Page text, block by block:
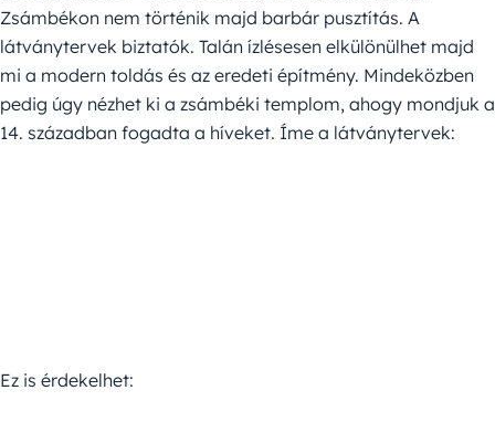
Zsámbékon nem történik majd barbár pusztítás. A
látványtervek biztatók. Talán ízlésesen elkülönülhet majd
mi a modern toldás és az eredeti építmény. Mindeközben
pedig úgy nézhet ki a zsámbéki templom, ahogy mondjuk a
14. században fogadta a híveket. Íme a látványtervek:
Ez is érdekelhet: